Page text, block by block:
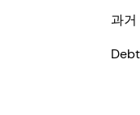
과거